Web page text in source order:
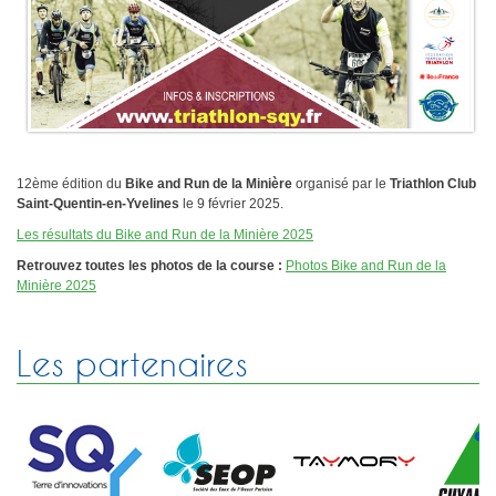
Plan d'accès
Résultats
Épreuves TCSQY
Bike and Run 2026
Bike and Run 2024
Bike and Run 2023
Bike and Run 2022
Bike and Run 2020
Bike and Run 2019
Bike and Run 2015
Bike and Run 2013
Bike and Run 2012
Bike and Run 2011
Entraînements
Horaires
Matériel
Pense-bête
Photos / Vidéos
Presse
12ème édition du Bike and Run de la Minière organisé par le Triathlon Club
Saint-Quentin-en-Yvelines le 9 février 2025.
Les résultats du Bike and Run de la Minière 2025
Retrouvez toutes les photos de la course : Photos Bike and Run de la
Minière 2025
Les partenaires